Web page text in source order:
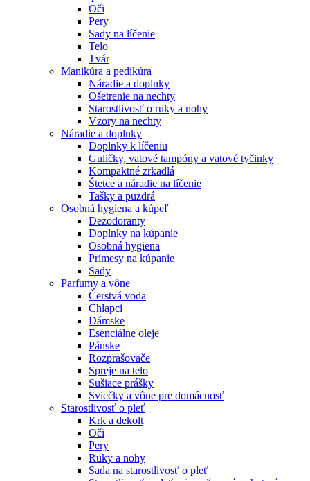
Oči
Pery
Sady na líčenie
Telo
Tvár
Manikúra a pedikúra
Náradie a doplnky
Ošetrenie na nechty
Starostlivosť o ruky a nohy
Vzory na nechty
Náradie a doplnky
Doplnky k líčeniu
Guličky, vatové tampóny a vatové tyčinky
Kompaktné zrkadlá
Štetce a náradie na líčenie
Tašky a puzdrá
Osobná hygiena a kúpeľ
Dezodoranty
Doplnky na kúpanie
Osobná hygiena
Prímesy na kúpanie
Sady
Parfumy a vône
Čerstvá voda
Chlapci
Dámske
Esenciálne oleje
Pánske
Rozprašovače
Spreje na telo
Sušiace prášky
Sviečky a vône pre domácnosť
Starostlivosť o pleť
Krk a dekolt
Oči
Pery
Ruky a nohy
Sada na starostlivosť o pleť